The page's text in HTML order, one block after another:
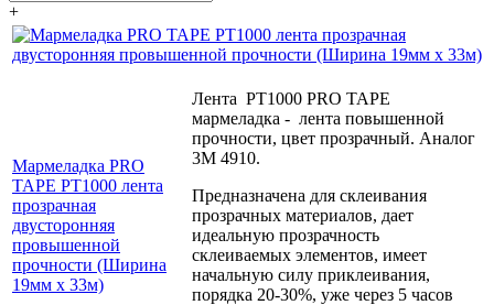
+
Мармеладка PRO
TAPE PT1000 лента
прозрачная
двусторонняя
провышенной
прочности (Ширина
19мм х 33м)
Лента PT1000 PRO TAPE
мармеладка - лента повышенной
прочности, цвет прозрачный. Аналог
3М 4910.
Предназначена для склеивания
прозрачных материалов, дает
идеальную прозрачность
склеиваемых элементов, имеет
начальную силу приклеивания,
порядка 20-30%, уже через 5 часов